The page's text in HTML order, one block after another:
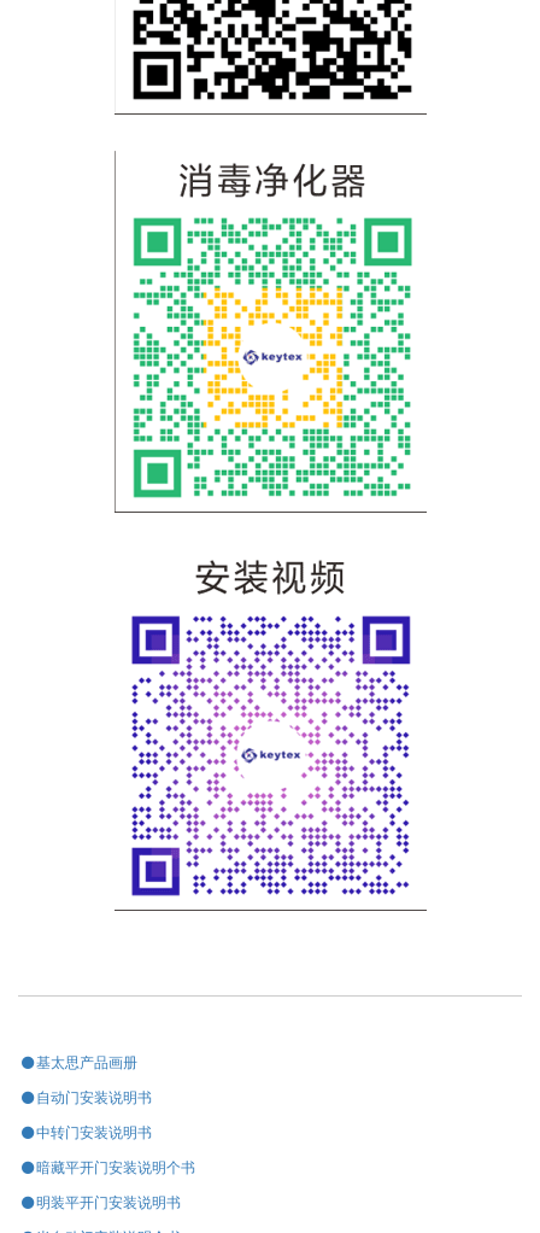
基太思产品画册
自动门安装说明书
中转门安装说明书
暗藏平开门安装说明个书
明装平开门安装说明书